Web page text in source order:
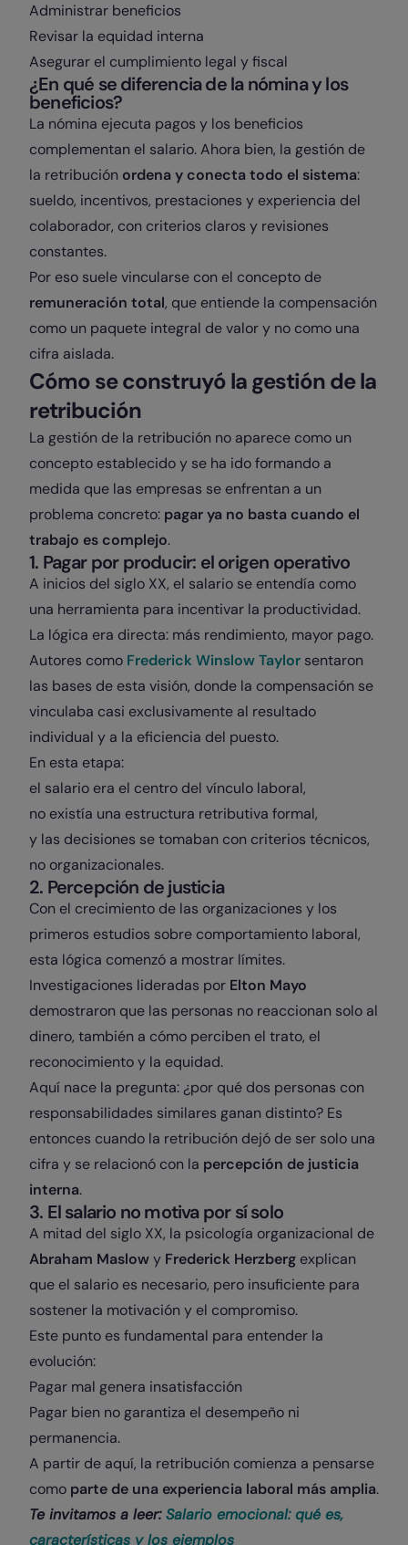
Administrar beneficios
Revisar la equidad interna
Asegurar el cumplimiento legal y fiscal
¿En qué se diferencia de la nómina y los
beneficios?
La nómina ejecuta pagos y los beneficios
complementan el salario. Ahora bien, la gestión de
la retribución ordena y conecta todo el sistema:
sueldo, incentivos, prestaciones y experiencia del
colaborador, con criterios claros y revisiones
constantes.
Por eso suele vincularse con el concepto de
remuneración total, que entiende la compensación
como un paquete integral de valor y no como una
cifra aislada.
Cómo se construyó la gestión de la
retribución
La gestión de la retribución no aparece como un
concepto establecido y se ha ido formando a
medida que las empresas se enfrentan a un
problema concreto: pagar ya no basta cuando el
trabajo es complejo.
1. Pagar por producir: el origen operativo
A inicios del siglo XX, el salario se entendía como
una herramienta para incentivar la productividad.
La lógica era directa: más rendimiento, mayor pago.
Autores como Frederick Winslow Taylor sentaron
las bases de esta visión, donde la compensación se
vinculaba casi exclusivamente al resultado
individual y a la eficiencia del puesto.
En esta etapa:
el salario era el centro del vínculo laboral,
no existía una estructura retributiva formal,
y las decisiones se tomaban con criterios técnicos,
no organizacionales.
2. Percepción de justicia
Con el crecimiento de las organizaciones y los
primeros estudios sobre comportamiento laboral,
esta lógica comenzó a mostrar límites.
Investigaciones lideradas por Elton Mayo
demostraron que las personas no reaccionan solo al
dinero, también a cómo perciben el trato, el
reconocimiento y la equidad.
Aquí nace la pregunta: ¿por qué dos personas con
responsabilidades similares ganan distinto? Es
entonces cuando la retribución dejó de ser solo una
cifra y se relacionó con la percepción de justicia
interna.
3. El salario no motiva por sí solo
A mitad del siglo XX, la psicología organizacional de
Abraham Maslowy Frederick Herzberg explican
que el salario es necesario, pero insuficiente para
sostener la motivación y el compromiso.
Este punto es fundamental para entender la
evolución:
Pagar mal genera insatisfacción
Pagar bien no garantiza el desempeño ni
permanencia.
A partir de aquí, la retribución comienza a pensarse
como parte de una experiencia laboral más amplia.
Te invitamos a leer:Salario emocional: qué es,
características y los ejemplos